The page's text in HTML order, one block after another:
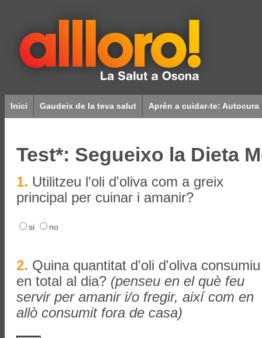
Inici Gaudeix de la teva salut Aprèn a cuidar-te: Autocura
Test*: Segueixo la Dieta
1. Utilitzeu l'oli d'oliva com a greix
principal per cuinar i amanir?
si no
2. Quina quantitat d'oli d'oliva consumiu
en total al dia? (penseu en el què feu
servir per amanir i/o fregir, així com en
allò consumit fora de casa)